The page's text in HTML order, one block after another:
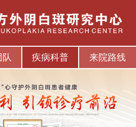
队 疾病科普 来院路线